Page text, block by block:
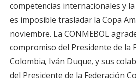
competencias internacionales y
es imposible trasladar la Copa
noviembre. La CONMEBOL
compromiso del Presidente de la
Colombia, Iván Duque, y sus
del Presidente de la Federación